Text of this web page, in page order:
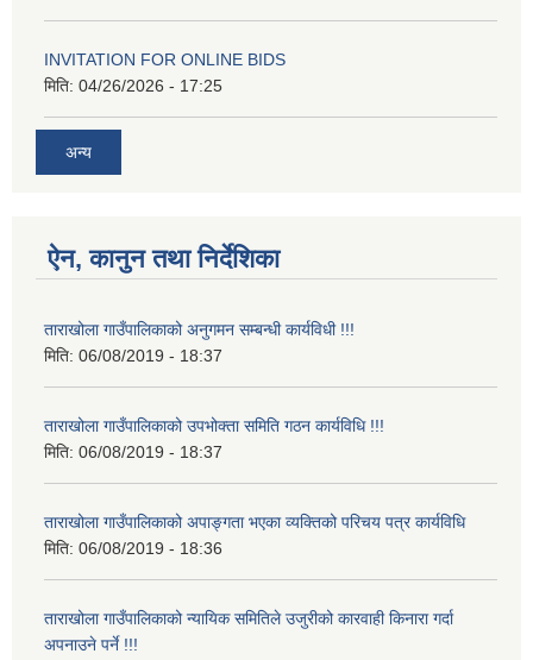
INVITATION FOR ONLINE BIDS
मिति: 04/26/2026 - 17:25
अन्य
ऐन, कानुन तथा निर्देशिका
ताराखोला गाउँपालिकाको अनुगमन सम्बन्धी कार्यविधी !!!
मिति: 06/08/2019 - 18:37
ताराखोला गाउँपालिकाको उपभोक्ता समिति गठन कार्यविधि !!!
मिति: 06/08/2019 - 18:37
ताराखोला गाउँपालिकाको अपाङ्गता भएका व्यक्तिको परिचय पत्र कार्यविधि
मिति: 06/08/2019 - 18:36
ताराखोला गाउँपालिकाको न्यायिक समितिले उजुरीको कारवाही किनारा गर्दा
अपनाउने पर्ने !!!